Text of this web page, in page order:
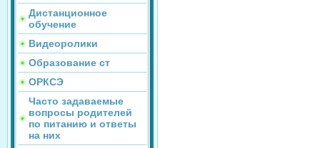
Дистанционное
обучение
Видеоролики
Образование ст
ОРКСЭ
Часто задаваемые
вопросы родителей
по питанию и ответы
на них